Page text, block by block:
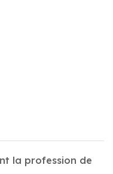
la profession de